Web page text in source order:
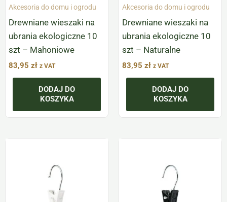
Akcesoria do domu i ogrodu
Drewniane wieszaki na
ubrania ekologiczne 10
szt – Mahoniowe
83,95 zł z VAT
DODAJ DO
KOSZYKA
Akcesoria do domu i ogrodu
Drewniane wieszaki na
ubrania ekologiczne 10
szt – Naturalne
83,95 zł z VAT
DODAJ DO
KOSZYKA